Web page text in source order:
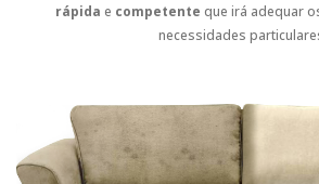
rápida e competente que irá adequar
necessidades